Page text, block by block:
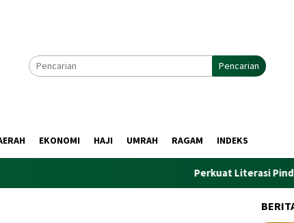
Pencarian
EKONOMI HAJI UMRAH RAGAM INDEKS
Perkuat Literasi Pindar, PWI dan